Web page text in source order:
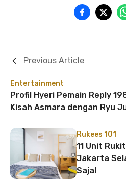
Entertainment
Profil Hyeri Pemain Reply
Kisah Asmara dengan Ryu
Previous Article
Rukees 101
11 Unit
Jakarta
Saja!